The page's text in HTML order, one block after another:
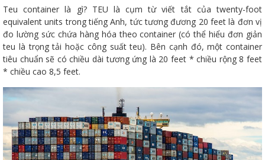
Teu container là gì? TEU là cụm từ viết tắt của twenty-foot
equivalent units trong tiếng Anh, tức tương đương 20 feet là đơn vị
đo lường sức chứa hàng hóa theo container (có thể hiểu đơn giản
teu là trọng tải hoặc công suất teu). Bên cạnh đó, một container
tiêu chuẩn sẽ có chiều dài tương ứng là 20 feet * chiều rộng 8 feet
* chiều cao 8,5 feet.